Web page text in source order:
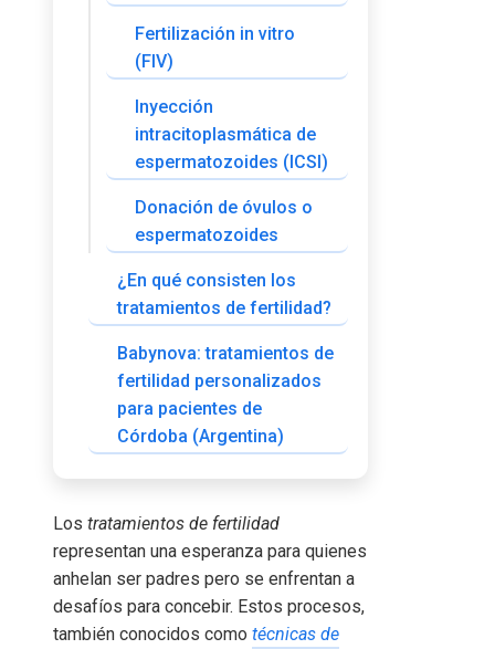
Fertilización in vitro
(FIV)
Inyección
intracitoplasmática de
espermatozoides (ICSI)
Donación de óvulos o
espermatozoides
¿En qué consisten los
tratamientos de fertilidad?
Babynova: tratamientos de
fertilidad personalizados
para pacientes de
Córdoba (Argentina)
Los tratamientos de fertilidad
representan una esperanza para quienes
anhelan ser padres pero se enfrentan a
desafíos para concebir. Estos procesos,
también conocidos como técnicas de